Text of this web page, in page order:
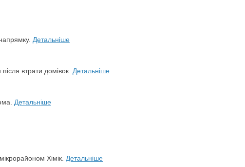
Детальніше
втрати домівок. Детальніше
Детальніше
Хімік. Детальніше